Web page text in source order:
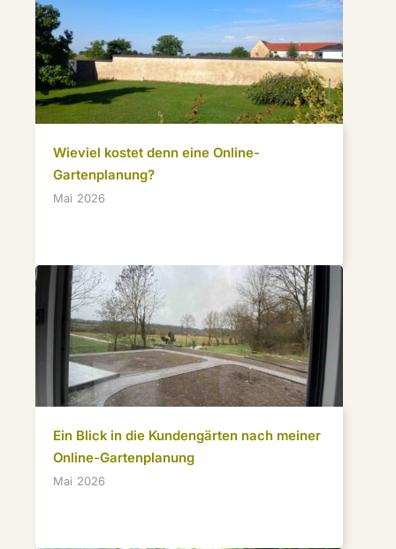
Wieviel kostet denn eine Online-
Gartenplanung?
Mai 2026
Ein Blick in die Kundengärten nach meiner
Online-Gartenplanung
Mai 2026